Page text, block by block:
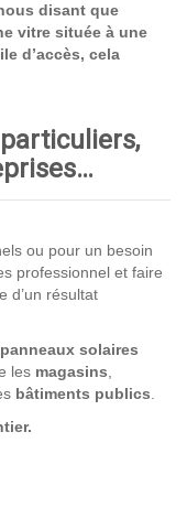
disant que
vitre située à une
d’accès, cela
ou pour un besoin
professionnel et faire
d’un résultat
panneaux solaires
les magasins
bâtiments publics